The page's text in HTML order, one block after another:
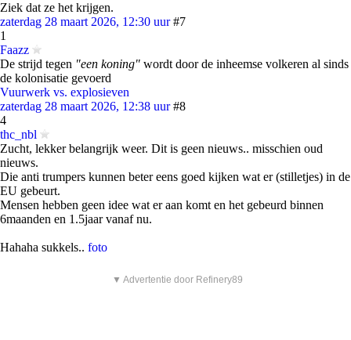
Ziek dat ze het krijgen.
zaterdag 28 maart 2026, 12:30 uur #7
1
Faazz
De strijd tegen "een koning" wordt door de inheemse volkeren al sinds
de kolonisatie gevoerd
Vuurwerk vs. explosieven
zaterdag 28 maart 2026, 12:38 uur #8
4
thc_nbl
Zucht, lekker belangrijk weer. Dit is geen nieuws.. misschien oud
nieuws.
Die anti trumpers kunnen beter eens goed kijken wat er (stilletjes) in de
EU gebeurt.
Mensen hebben geen idee wat er aan komt en het gebeurd binnen
6maanden en 1.5jaar vanaf nu.
Hahaha sukkels.. foto
▼ Advertentie door Refinery89